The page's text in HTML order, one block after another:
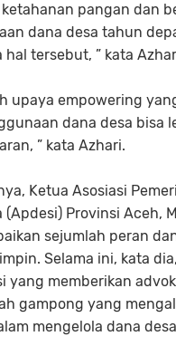
pangan dan
dana desa tahun
hal tersebut, ” kata
upaya empowering
dana desa bisa
” kata Azhari.
Ketua Asosiasi
(Apdesi) Provinsi Aceh,
sejumlah peran
Selama ini, kata
yang memberikan
gampong yang
mengelola dana